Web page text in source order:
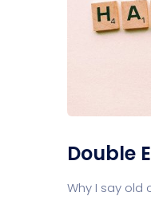
Double
Why I say old